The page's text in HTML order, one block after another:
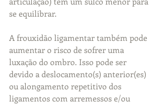
se equilibrar.
A frouxidão ligamentar também pode
aumentar o risco de sofrer uma
luxação do ombro. Isso pode ser
devido a deslocamento(s) anterior(es)
ou alongamento repetitivo dos
ligamentos com arremessos e/ou